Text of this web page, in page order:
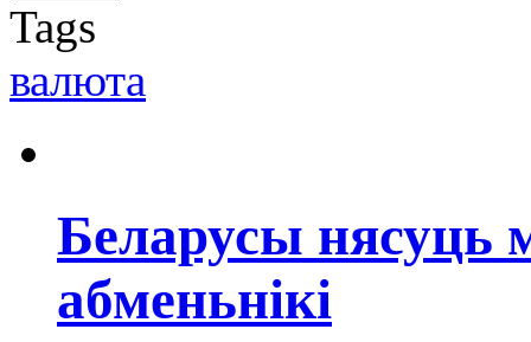
Tags
валюта
Беларусы нясуць
абменьнікі